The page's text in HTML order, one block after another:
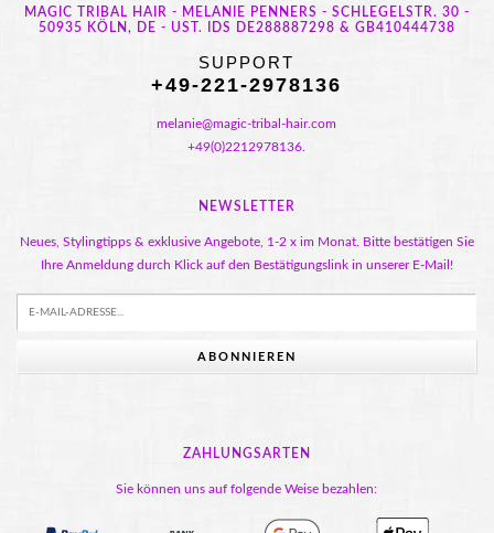
MAGIC TRIBAL HAIR - MELANIE PENNERS - SCHLEGELSTR. 30 -
50935 KÖLN, DE - UST. IDS DE288887298 & GB410444738
SUPPORT
+49-221-2978136
melanie@magic-tribal-hair.com
+49(0)2212978136.
NEWSLETTER
Neues, Stylingtipps & exklusive Angebote, 1-2 x im Monat. Bitte bestätigen Sie
Ihre Anmeldung durch Klick auf den Bestätigungslink in unserer E-Mail!
ABONNIEREN
ZAHLUNGSARTEN
Sie können uns auf folgende Weise bezahlen: